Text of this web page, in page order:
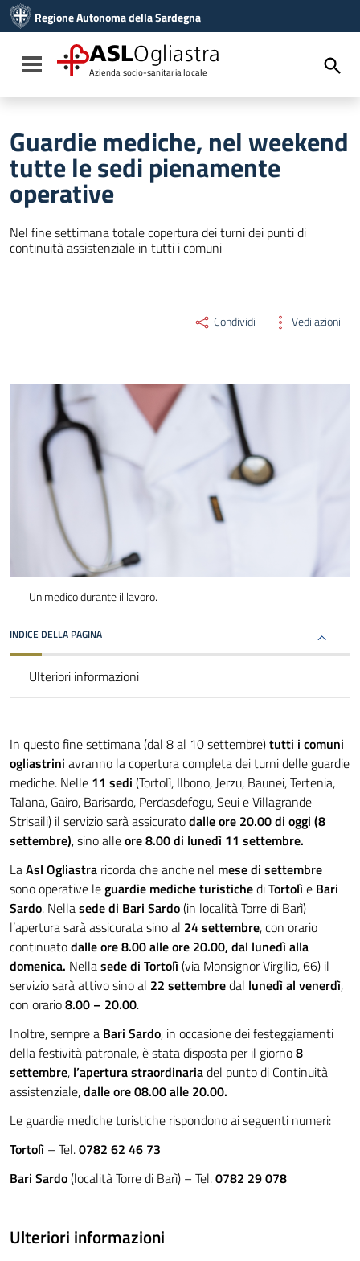
Vai al menu di navigazione
Vai al footer
Regione Autonoma della Sardegna
Toggle navigation
ASLOgliastra
Azienda socio-sanitaria locale
Guardie mediche, nel weekend
tutte le sedi pienamente
operative
Nel fine settimana totale copertura dei turni dei punti di
continuità assistenziale in tutti i comuni
Condividi Vedi azioni
Un medico durante il lavoro.
INDICE DELLA PAGINA
Ulteriori informazioni
In questo fine settimana (dal 8 al 10 settembre)tutti i comuni
ogliastrini avranno la copertura completa dei turni delle guardie
mediche. Nelle 11 sedi (Tortolì, Ilbono, Jerzu, Baunei, Tertenia,
Talana, Gairo, Barisardo, Perdasdefogu, Seui e Villagrande
Strisaili) il servizio sarà assicuratodalle ore 20.00 di oggi (8
settembre), sino alleore 8.00 di lunedì 11 settembre.
LaAsl Ogliastra ricorda che anche nel mese di settembre
sono operative leguardie mediche turistichediTortolìe Bari
Sardo. Nellasede di Bari Sardo(in località Torre di Barì)
l’apertura sarà assicurata sino al 24 settembre, con orario
continuatodalle ore 8.00 alle ore 20.00, dal lunedì alla
domenica. Nellasede di Tortolì(via Monsignor Virgilio, 66) il
servizio sarà attivo sino al 22 settembredal lunedì al venerdì,
con orario8.00 – 20.00.
Inoltre, sempre a Bari Sardo, in occasione dei festeggiamenti
della festività patronale, è stata disposta per il giorno8
settembre, l’apertura straordinariadel punto di Continuità
assistenziale,dalle ore 08.00 alle 20.00.
Le guardie mediche turistiche rispondono ai seguenti numeri:
Tortolì – Tel.0782 62 46 73
Bari Sardo(località Torre di Barì) – Tel.0782 29 078
Ulteriori informazioni